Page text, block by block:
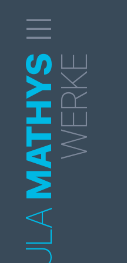
MATHYSWERKE